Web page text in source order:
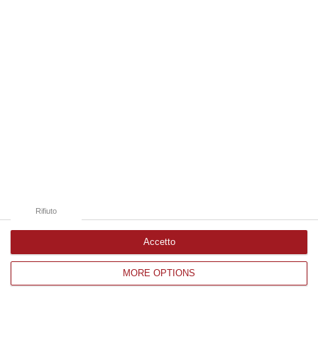
MORE OPTIONS
Rifiuto
Accetto
Corriere delle Calabria è una testata giornalistica di News&Com S.r.l
©2012--2026. Tutti i diritti riservati.